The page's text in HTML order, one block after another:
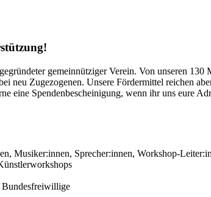
gemeinnütziger Verein. Von unseren
neu Zugezogenen. Unsere Fördermittel reichen
eine Spendenbescheinigung, wenn ihr uns eure
Musiker:innen, Sprecher:innen, Workshop-
Bundesfreiwillige